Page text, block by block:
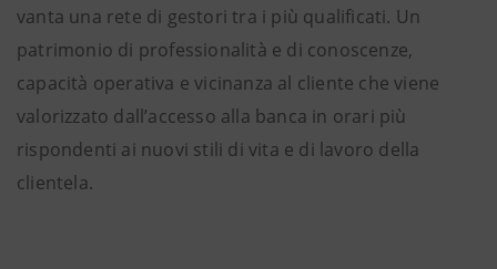
vanta una rete di gestori tra i più qualificati. Un
patrimonio di professionalità e di conoscenze,
capacità operativa e vicinanza al cliente che viene
valorizzato dall’accesso alla banca in orari più
rispondenti ai nuovi stili di vita e di lavoro della
clientela.